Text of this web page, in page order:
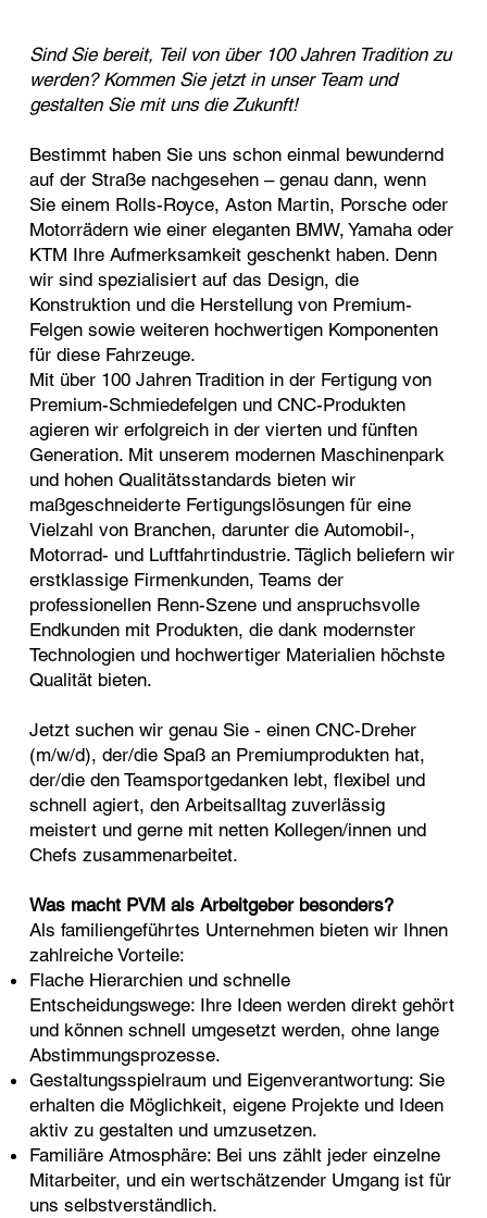
Sind Sie bereit, Teil von über 100 Jahren Tradition zu
werden? Kommen Sie jetzt in unser Team und
gestalten Sie mit uns die Zukunft!
Bestimmt haben Sie uns schon einmal bewundernd
auf der Straße nachgesehen – genau dann, wenn
Sie einem Rolls-Royce, Aston Martin, Porsche oder
Motorrädern wie einer eleganten BMW, Yamaha oder
KTM Ihre Aufmerksamkeit geschenkt haben. Denn
wir sind spezialisiert auf das Design, die
Konstruktion und die Herstellung von Premium-
Felgen sowie weiteren hochwertigen Komponenten
für diese Fahrzeuge.
Mit über 100 Jahren Tradition in der Fertigung von
Premium-Schmiedefelgen und CNC-Produkten
agieren wir erfolgreich in der vierten und fünften
Generation. Mit unserem modernen Maschinenpark
und hohen Qualitätsstandards bieten wir
maßgeschneiderte Fertigungslösungen für eine
Vielzahl von Branchen, darunter die Automobil-,
Motorrad- und Luftfahrtindustrie. Täglich beliefern wir
erstklassige Firmenkunden, Teams der
professionellen Renn-Szene und anspruchsvolle
Endkunden mit Produkten, die dank modernster
Technologien und hochwertiger Materialien höchste
Qualität bieten.
Jetzt suchen wir genau Sie - einen CNC-Dreher
(m/w/d), der/die Spaß an Premiumprodukten hat,
der/die den Teamsport­gedanken lebt, flexibel und
schnell agiert, den Arbeitsalltag zuverlässig
meistert und gerne mit netten Kollegen/innen und
Chefs zusammenarbeitet.
Was macht PVM als Arbeitgeber besonders?
Als familiengeführtes Unternehmen bieten wir Ihnen
zahlreiche Vorteile:
Flache Hierarchien und schnelle
Entscheidungswege: Ihre Ideen werden direkt gehört
und können schnell umgesetzt werden, ohne lange
Abstimmungsprozesse.
Gestaltungsspielraum und Eigenverantwortung: Sie
erhalten die Möglichkeit, eigene Projekte und Ideen
aktiv zu gestalten und umzusetzen.
Familiäre Atmosphäre: Bei uns zählt jeder einzelne
Mitarbeiter, und ein wertschätzender Umgang ist für
uns selbstverständlich.